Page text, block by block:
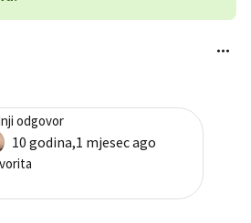
odgovor
10 godina,1 mjesec ago